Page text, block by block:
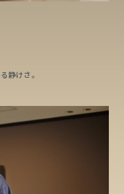
静けさ。